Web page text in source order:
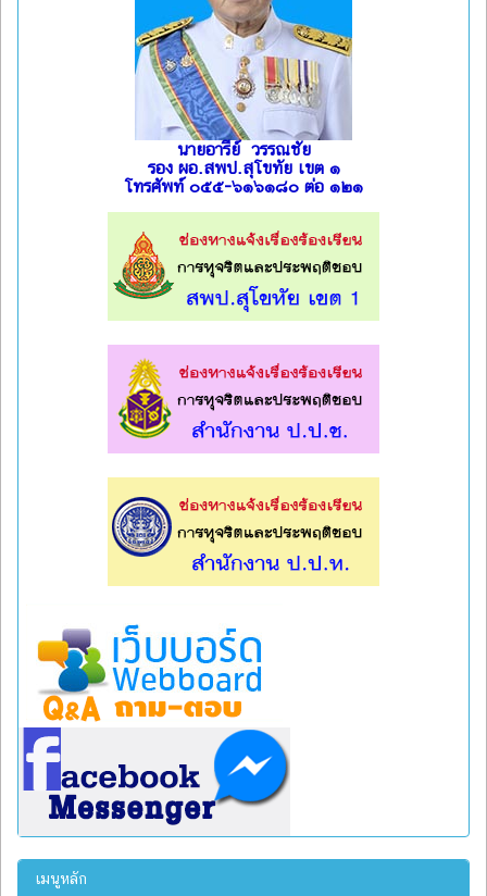
นายอารีย์ วรรณชัย
รอง ผอ.สพป.สุโขทัย เขต ๑
โทรศัพท์ ๐๕๕-๖๑๖๑๘๐ ต่อ ๑๒๑
เมนูหลัก